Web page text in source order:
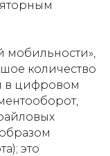
мобильности»,
количество
в цифровом
это